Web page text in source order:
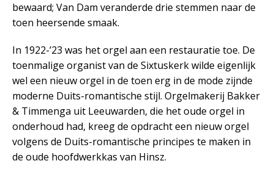
bewaard; Van Dam veranderde drie stemmen naar de
toen heersende smaak.
In 1922-’23 was het orgel aan een restauratie toe. De
toenmalige organist van de Sixtuskerk wilde eigenlijk
wel een nieuw orgel in de toen erg in de mode zijnde
moderne Duits-romantische stijl. Orgelmakerij Bakker
& Timmenga uit Leeuwarden, die het oude orgel in
onderhoud had, kreeg de opdracht een nieuw orgel
volgens de Duits-romantische principes te maken in
de oude hoofdwerkkas van Hinsz.